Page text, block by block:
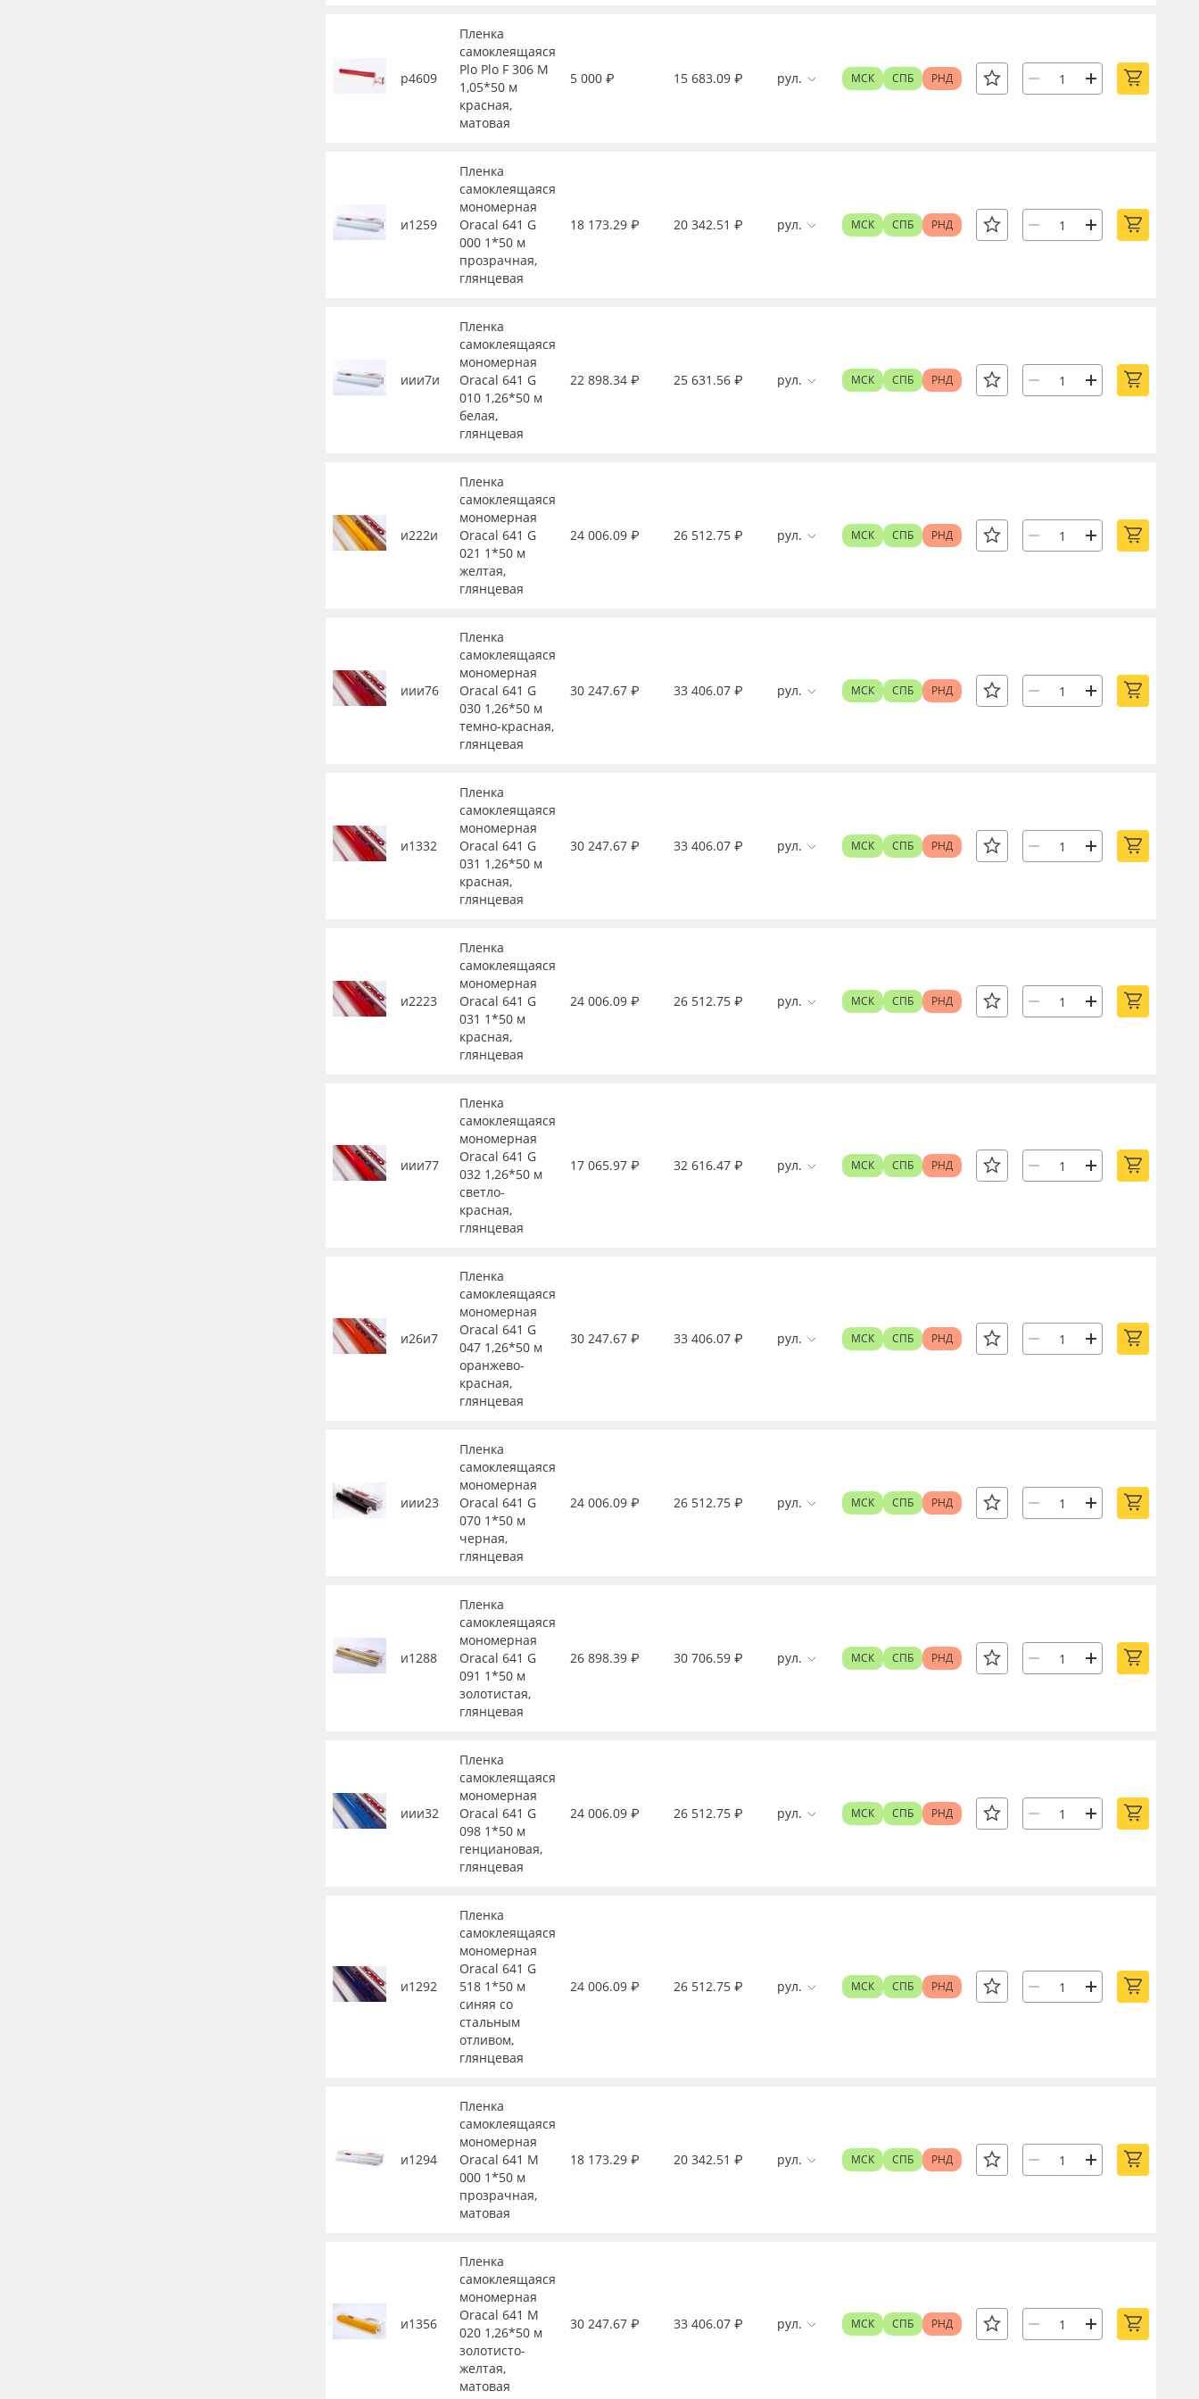
р4609
Пленка
самоклеящаяся
Plo Plo F 306 M
1,05*50 м
красная,
матовая
5 000 ₽ 15 683.09 ₽ рул. МСК СПБ РНД
и1259
Пленка
самоклеящаяся
мономерная
Oracal 641 G
000 1*50 м
прозрачная,
глянцевая
18 173.29 ₽ 20 342.51 ₽ рул. МСК СПБ РНД
иии7и
Пленка
самоклеящаяся
мономерная
Oracal 641 G
010 1,26*50 м
белая,
глянцевая
22 898.34 ₽ 25 631.56 ₽ рул. МСК СПБ РНД
и222и
Пленка
самоклеящаяся
мономерная
Oracal 641 G
021 1*50 м
желтая,
глянцевая
24 006.09 ₽ 26 512.75 ₽ рул. МСК СПБ РНД
иии76
Пленка
самоклеящаяся
мономерная
Oracal 641 G
030 1,26*50 м
темно-красная,
глянцевая
30 247.67 ₽ 33 406.07 ₽ рул. МСК СПБ РНД
и1332
Пленка
самоклеящаяся
мономерная
Oracal 641 G
031 1,26*50 м
красная,
глянцевая
30 247.67 ₽ 33 406.07 ₽ рул. МСК СПБ РНД
и2223
Пленка
самоклеящаяся
мономерная
Oracal 641 G
031 1*50 м
красная,
глянцевая
24 006.09 ₽ 26 512.75 ₽ рул. МСК СПБ РНД
иии77
Пленка
самоклеящаяся
мономерная
Oracal 641 G
032 1,26*50 м
светло-
красная,
глянцевая
17 065.97 ₽ 32 616.47 ₽ рул. МСК СПБ РНД
и26и7
Пленка
самоклеящаяся
мономерная
Oracal 641 G
047 1,26*50 м
оранжево-
красная,
глянцевая
30 247.67 ₽ 33 406.07 ₽ рул. МСК СПБ РНД
иии23
Пленка
самоклеящаяся
мономерная
Oracal 641 G
070 1*50 м
черная,
глянцевая
24 006.09 ₽ 26 512.75 ₽ рул. МСК СПБ РНД
и1288
Пленка
самоклеящаяся
мономерная
Oracal 641 G
091 1*50 м
золотистая,
глянцевая
26 898.39 ₽ 30 706.59 ₽ рул. МСК СПБ РНД
иии32
Пленка
самоклеящаяся
мономерная
Oracal 641 G
098 1*50 м
генциановая,
глянцевая
24 006.09 ₽ 26 512.75 ₽ рул. МСК СПБ РНД
и1292
Пленка
самоклеящаяся
мономерная
Oracal 641 G
518 1*50 м
синяя со
стальным
отливом,
глянцевая
24 006.09 ₽ 26 512.75 ₽ рул. МСК СПБ РНД
и1294
Пленка
самоклеящаяся
мономерная
Oracal 641 M
000 1*50 м
прозрачная,
матовая
18 173.29 ₽ 20 342.51 ₽ рул. МСК СПБ РНД
и1356
Пленка
самоклеящаяся
мономерная
Oracal 641 M
020 1,26*50 м
золотисто-
желтая,
матовая
30 247.67 ₽ 33 406.07 ₽ рул. МСК СПБ РНД